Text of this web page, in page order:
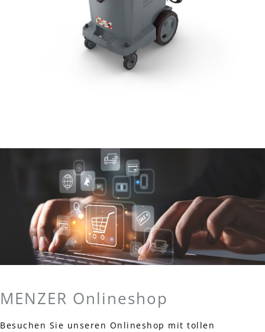
MENZER Onlineshop
Besuchen Sie unseren Onlineshop mit tollen